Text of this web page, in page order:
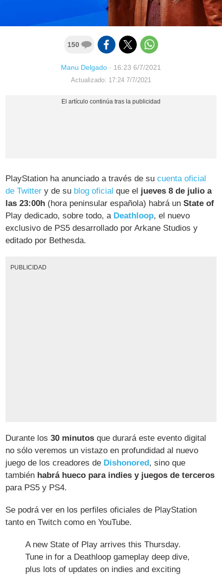
150
Manu Delgado · 16:23 6/7/2021
Actualizado: 17:24 7/7/2021
PlayStation ha anunciado a través de sucuenta oficial
de Twitter y de su blog oficial que el jueves 8 de julio a
las 23:00h (hora peninsular española) habrá unState of
Play dedicado, sobre todo, a Deathloop, el nuevo
exclusivo de PS5 desarrollado por Arkane Studios y
editado por Bethesda.
PUBLICIDAD
Durante los30 minutos que durará este evento digital
no sólo veremos un vistazo en profundidad al nuevo
juego de los creadores de Dishonored, sino que
también habrá hueco para indies y juegos de terceros
para PS5 y PS4.
Se podrá ver en los perfiles oficiales de PlayStation
tanto en Twitch como en YouTube.
A new State of Play arrives this Thursday.
Tune in for a Deathloop gameplay deep dive,
plus lots of updates on indies and exciting